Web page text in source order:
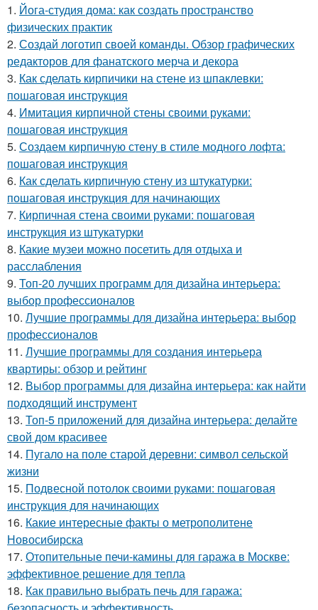
1. Йога-студия дома: как создать пространство
физических практик
2. Создай логотип своей команды. Обзор графических
редакторов для фанатского мерча и декора
3. Как сделать кирпичики на стене из шпаклевки:
пошаговая инструкция
4. Имитация кирпичной стены своими руками:
пошаговая инструкция
5. Создаем кирпичную стену в стиле модного лофта:
пошаговая инструкция
6. Как сделать кирпичную стену из штукатурки:
пошаговая инструкция для начинающих
7. Кирпичная стена своими руками: пошаговая
инструкция из штукатурки
8. Какие музеи можно посетить для отдыха и
расслабления
9. Топ-20 лучших программ для дизайна интерьера:
выбор профессионалов
10. Лучшие программы для дизайна интерьера: выбор
профессионалов
11. Лучшие программы для создания интерьера
квартиры: обзор и рейтинг
12. Выбор программы для дизайна интерьера: как найти
подходящий инструмент
13. Топ-5 приложений для дизайна интерьера: делайте
свой дом красивее
14. Пугало на поле старой деревни: символ сельской
жизни
15. Подвесной потолок своими руками: пошаговая
инструкция для начинающих
16. Какие интересные факты о метрополитене
Новосибирска
17. Отопительные печи-камины для гаража в Москве:
эффективное решение для тепла
18. Как правильно выбрать печь для гаража: